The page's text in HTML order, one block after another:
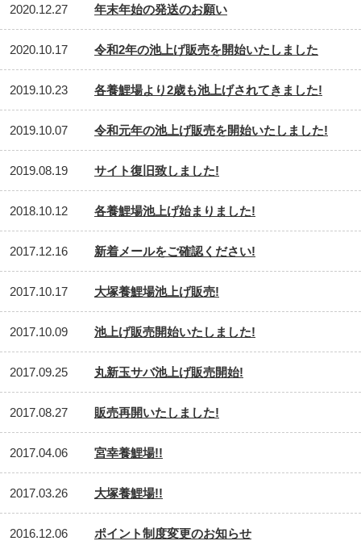
2020.12.27 年末年始の発送のお願い
2020.10.17 令和2年の池上げ販売を開始いたしました
2019.10.23 各養鯉場より2歳も池上げされてきました!
2019.10.07 令和元年の池上げ販売を開始いたしました!
2019.08.19 サイト復旧致しました!
2018.10.12 各養鯉場池上げ始まりました!
2017.12.16 新着メールをご確認ください!
2017.10.17 大塚養鯉場池上げ販売!
2017.10.09 池上げ販売開始いたしました!
2017.09.25 丸新玉サバ池上げ販売開始!
2017.08.27 販売再開いたしました!
2017.04.06 宮幸養鯉場!!
2017.03.26 大塚養鯉場!!
2016.12.06 ポイント制度変更のお知らせ